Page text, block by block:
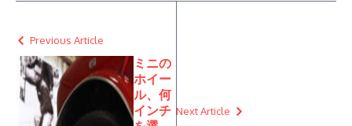
Previous Article
ミニの
ホイー
ル、何
インチ Next Article